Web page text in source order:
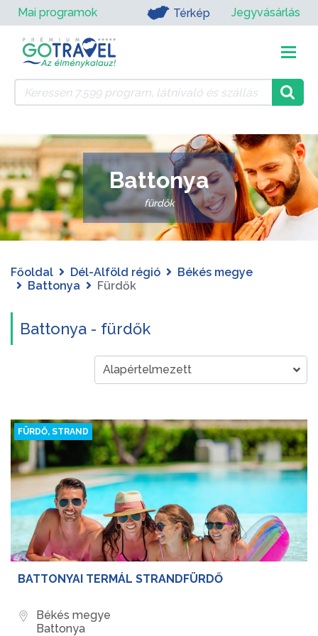
Mai programok Térkép Jegyvásárlás
Battonya
fürdők
Főoldal Dél-Alföld régió
Békés megye
Battonya
Fürdők
Battonya - fürdők
FÜRDŐ, STRAND
BATTONYAI TERMÁL STRANDFÜRDŐ
Békés megye
Battonya